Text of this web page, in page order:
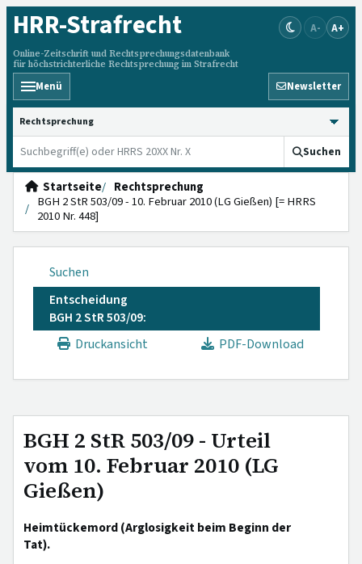
HRR-Strafrecht
Online-Zeitschrift und Rechtsprechungsdatenbank
für höchstrichterliche Rechtsprechung im Strafrecht
A- A+
Menü Newsletter
HRRS durchsuchen
Suchen
Startseite
Rechtsprechung
BGH 2 StR 503/09 - 10. Februar 2010 (LG Gießen) [= HRRS
2010 Nr. 448]
Suchen
Entscheidung
BGH 2 StR 503/09:
Druckansicht
PDF-Download
BGH 2 StR 503/09 - Urteil
vom 10. Februar 2010 (LG
Gießen)
Heimtückemord (Arglosigkeit beim Beginn der
Tat).